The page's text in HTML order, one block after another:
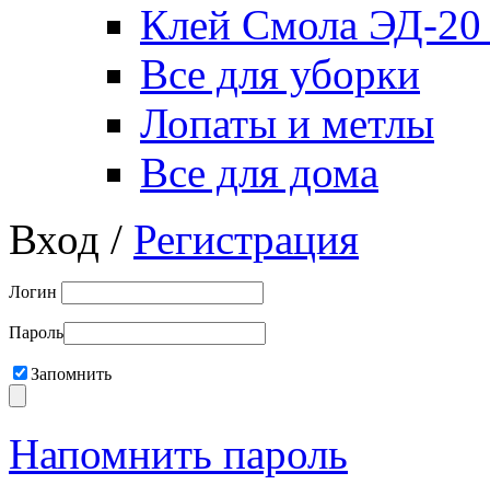
Клей Смола ЭД-20
Все для уборки
Лопаты и метлы
Все для дома
Вход / Регистрация
Логин
Пароль
Запомнить
Напомнить пароль